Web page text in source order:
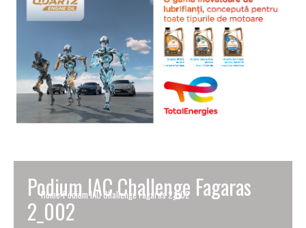
Home Podium IAC Challenge Fagaras 2_002
Podium IAC Challenge Fagaras
2_002